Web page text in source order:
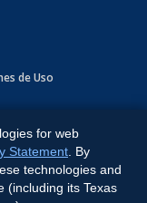
de Uso
Software
for web
Statement . By
technologies and
(including its Texas